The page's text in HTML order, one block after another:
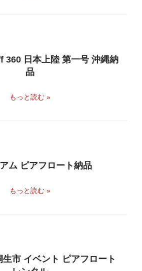
360 日本上陸 第一号 沖縄納
品
もっと読む »
ム ピアフロート納品
もっと読む »
市 イベント ピアフロート